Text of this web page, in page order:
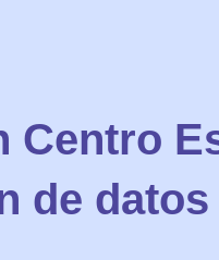
Centro
de